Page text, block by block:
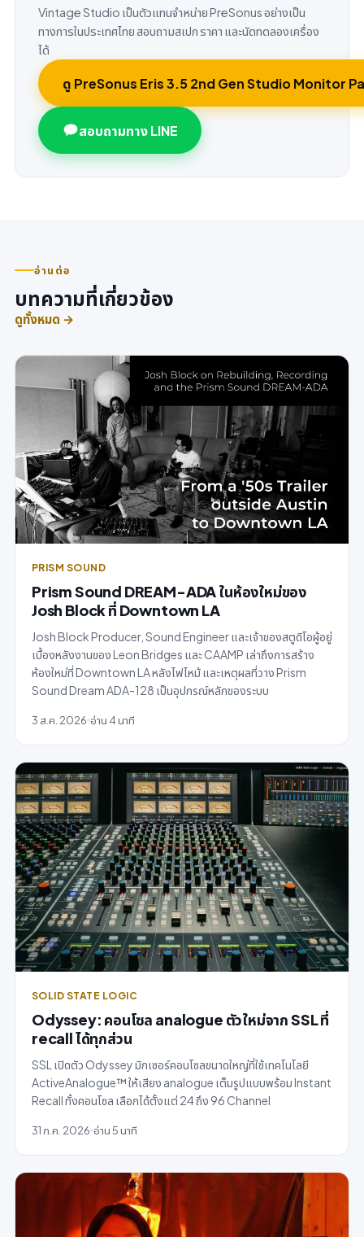
Vintage Studio เป็นตัวแทนจำหน่าย PreSonus อย่างเป็น
ทางการในประเทศไทย สอบถามสเปก ราคา และนัดทดลองเครื่อง
ได้
ดู PreSonus Eris 3.5 2nd Gen Studio Monitor
สอบถามทาง LINE
อ่านต่อ
บทความที่เกี่ยวข้อง
ดูทั้งหมด →
PRISM SOUND
Prism Sound DREAM-ADA ในห้องใหม่ของ
Josh Block ที่ Downtown LA
Josh Block Producer, Sound Engineer และเจ้าของสตูดิโอผู้อยู่
เบื้องหลังงานของ Leon Bridges และ CAAMP เล่าถึงการสร้าง
ห้องใหม่ที่ Downtown LA หลังไฟไหม้ และเหตุผลที่วาง Prism
Sound Dream ADA-128 เป็นอุปกรณ์หลักของระบบ
3 ส.ค. 2026 อ่าน 4 นาที
SOLID STATE LOGIC
Odyssey: คอนโซล analogue ตัวใหม่จาก SSL ที่
recall ได้ทุกส่วน
SSL เปิดตัว Odyssey มิกเซอร์คอนโซลขนาดใหญ่ที่ใช้เทคโนโลยี
ActiveAnalogue™ ให้เสียง analogue เต็มรูปแบบพร้อม Instant
Recall ทั้งคอนโซล เลือกได้ตั้งแต่ 24 ถึง 96 Channel
31 ก.ค. 2026 อ่าน 5 นาที